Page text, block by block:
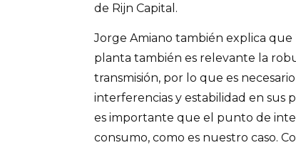
de Rijn Capital.
Jorge Amiano también explica
planta también es relevante la
transmisión, por lo que es
interferencias y estabilidad en sus
es importante que el punto de
consumo, como es nuestro caso.